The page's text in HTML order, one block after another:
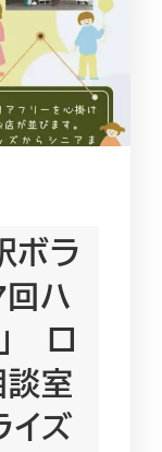
ボラ
回ハ
ロ
室
ズ